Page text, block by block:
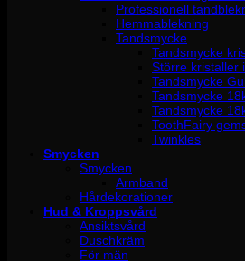
Professionell
Hemmablekning
Tandsmycke
Tandsmycke
Större kristaller
Tandsmycke
Tandsmycke
Tandsmycke
ToothFairy
Twinkles
Smycken
Smycken
Armband
Hårdekorationer
Hud & Kroppsvård
Ansiktsvård
Duschkräm
För män